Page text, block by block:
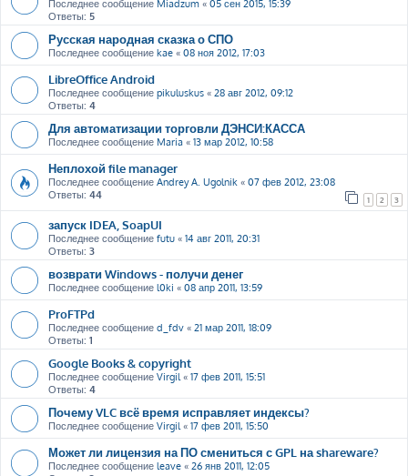
Последнее сообщение Miadzum « 05 сен 2015, 15:39
Ответы: 5
Русская народная сказка о СПО
Последнее сообщение kae « 08 ноя 2012, 17:03
LibreOffice Android
Последнее сообщение pikuluskus « 28 авг 2012, 09:12
Ответы: 4
Для автоматизации торговли ДЭНСИ:КАССА
Последнее сообщение Maria « 13 мар 2012, 10:58
Неплохой file manager
Последнее сообщение Andrey A. Ugolnik « 07 фев 2012, 23:08
Ответы: 44 1 2 3
запуск IDEA, SoapUI
Последнее сообщение futu « 14 авг 2011, 20:31
Ответы: 3
возврати Windows - получи денег
Последнее сообщение l0ki « 08 апр 2011, 13:59
ProFTPd
Последнее сообщение d_fdv « 21 мар 2011, 18:09
Ответы: 1
Google Books & copyright
Последнее сообщение Virgil« 17 фев 2011, 15:51
Ответы: 4
Почему VLC всё время исправляет индексы?
Последнее сообщение Virgil« 17 фев 2011, 15:50
Может ли лицензия на ПО смениться с GPL на shareware?
Последнее сообщение leave « 26 янв 2011, 12:05